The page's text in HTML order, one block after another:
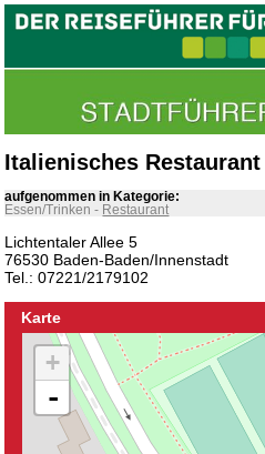
Italienisches
aufgenommen in Kategorie:
Essen/Trinken - Restaurant
Lichtentaler Allee 5
76530 Baden-Baden/Innenstadt
Tel.: 07221/2179102
Karte
+
-